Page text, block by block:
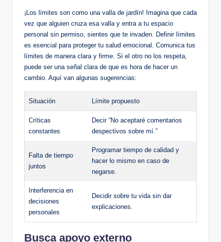
¡Los límites son como una valla de ‌jardín! Imagina que cada
vez ⁢que alguien cruza ​esa ⁤valla y entra a tu espacio⁢
personal sin permiso, sientes que te ⁢invaden. Definir ‍límites
es esencial para proteger tu‍ salud emocional. Comunica ⁤tus
⁤límites de manera clara y firme. Si el otro no los respeta,
puede ser una⁢ señal clara de que es‍ hora⁢ de​ hacer‍ un
cambio. Aquí van algunas sugerencias:
Situación Límite propuesto
Críticas
constantes
Decir “No aceptaré comentarios
despectivos⁣ sobre ‍mí.”
Falta de tiempo
juntos
Programar tiempo⁤ de⁣ calidad y
hacer lo mismo en caso‍ de
negarse.
Interferencia en
decisiones
personales
Decidir ‍sobre tu vida sin dar
explicaciones.
Busca apoyo⁤ externo